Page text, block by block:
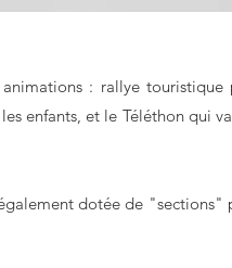
: rallye
enfants, et le Téléthon qui
dotée de